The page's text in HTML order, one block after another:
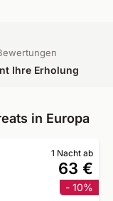
Ihre Erholung
in Europa
1 Nacht ab
63 €
- 10%